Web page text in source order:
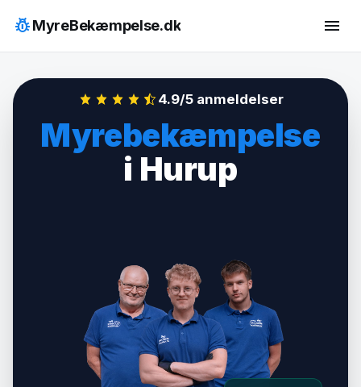
indhold
pest_controlMyreBekæmpelse.dk menu
4.9/5 anmeldelser
Myrebekæmpelse
i Hurup